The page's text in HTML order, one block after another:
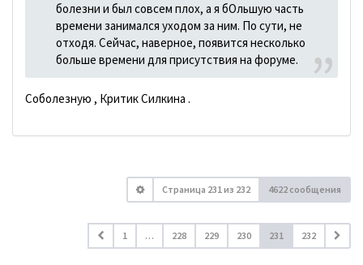
болезни и был совсем плох, а я бОльшую часть
времени занимался уходом за ним. По сути, не
отходя. Сейчас, наверное, появится несколько
больше времени для присутствия на форуме.
Соболезную , Критик Силкина .
Страница 231из 232 4622 сообщения
1 … 228 229 230 231 232